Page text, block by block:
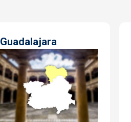
Guadalajara